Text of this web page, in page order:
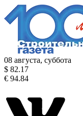
08 августа, суббота
$ 82.17
€ 94.84